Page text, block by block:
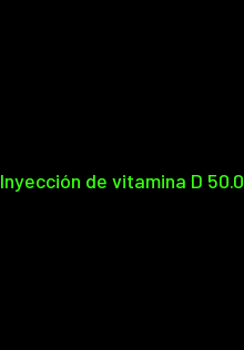
Inyección de vitamina D